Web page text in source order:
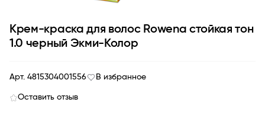
Крем-краска для волос Rowena стойкая тон
1.0 черный Экми-Колор
Арт. 4815304001556 В избранное
Оставить отзыв